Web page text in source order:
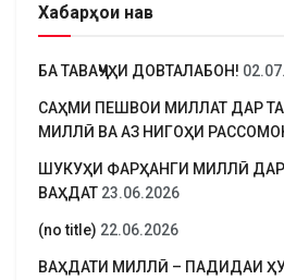
Хабарҳои нав
БА ТАВАҶҶУҲИ ДОВТАЛАБОН!
САҲМИ ПЕШВОИ МИЛЛАТ ДАР
МИЛЛӢ ВА АЗ НИГОҲИ
ШУКУҲИ ФАРҲАНГИ МИЛЛӢ
ВАҲДАТ 23.06.2026
(no title) 22.06.2026
ВАҲДАТИ МИЛЛӢ – ПАДИДАИ